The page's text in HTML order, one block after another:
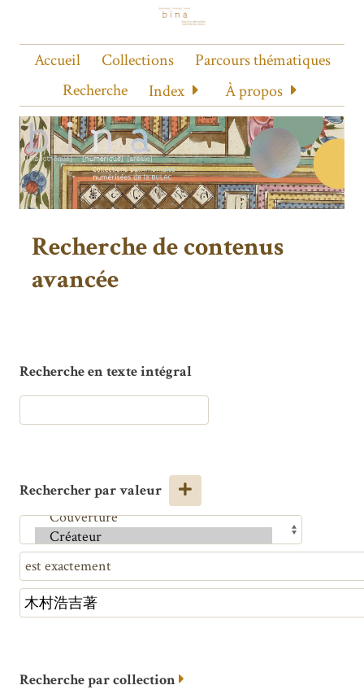
Accueil Collections
Parcours thématiques
Recherche
Index À propos
Recherche de contenus
avancée
Recherche en texte intégral
Rechercher par valeur
Recherche par collection